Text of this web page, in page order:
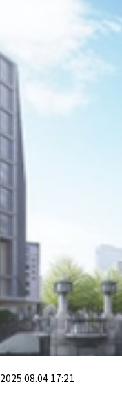
2025.08.04 17:21